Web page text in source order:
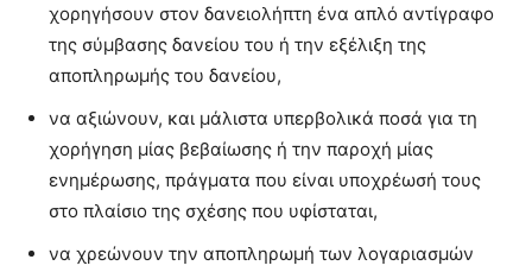
χορηγήσουν στον δανειολήπτη ένα απλό αντίγραφο
της σύμβασης δανείου του ή την εξέλιξη της
αποπληρωμής του δανείου,
να αξιώνουν, και μάλιστα υπερβολικά ποσά για τη
χορήγηση μίας βεβαίωσης ή την παροχή μίας
ενημέρωσης, πράγματα που είναι υποχρέωσή τους
στο πλαίσιο της σχέσης που υφίσταται,
να χρεώνουν την αποπληρωμή των λογαριασμών